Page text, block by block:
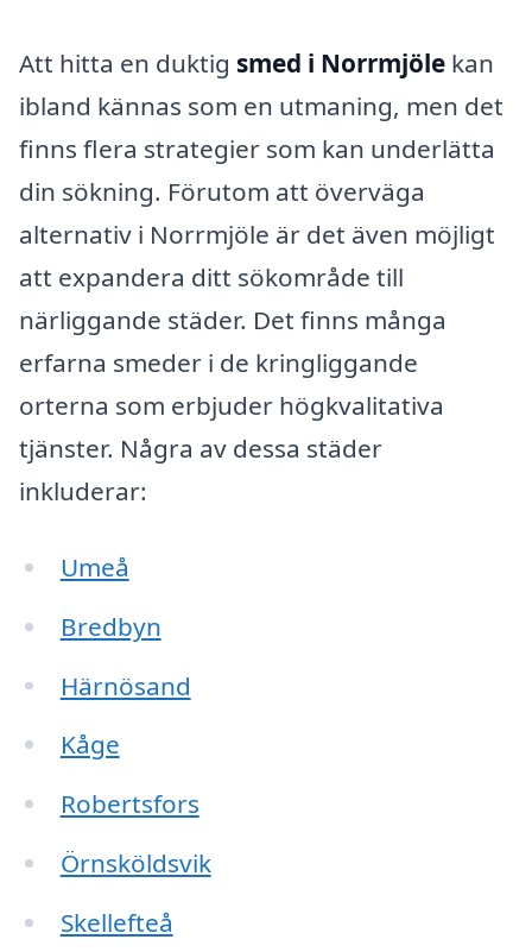
Att hitta en duktig smed i Norrmjöle kan
ibland kännas som en utmaning, men det
finns flera strategier som kan underlätta
din sökning. Förutom att överväga
alternativ i Norrmjöle är det även möjligt
att expandera ditt sökområde till
närliggande städer. Det finns många
erfarna smeder i de kringliggande
orterna som erbjuder högkvalitativa
tjänster. Några av dessa städer
inkluderar:
Umeå
Bredbyn
Härnösand
Kåge
Robertsfors
Örnsköldsvik
Skellefteå